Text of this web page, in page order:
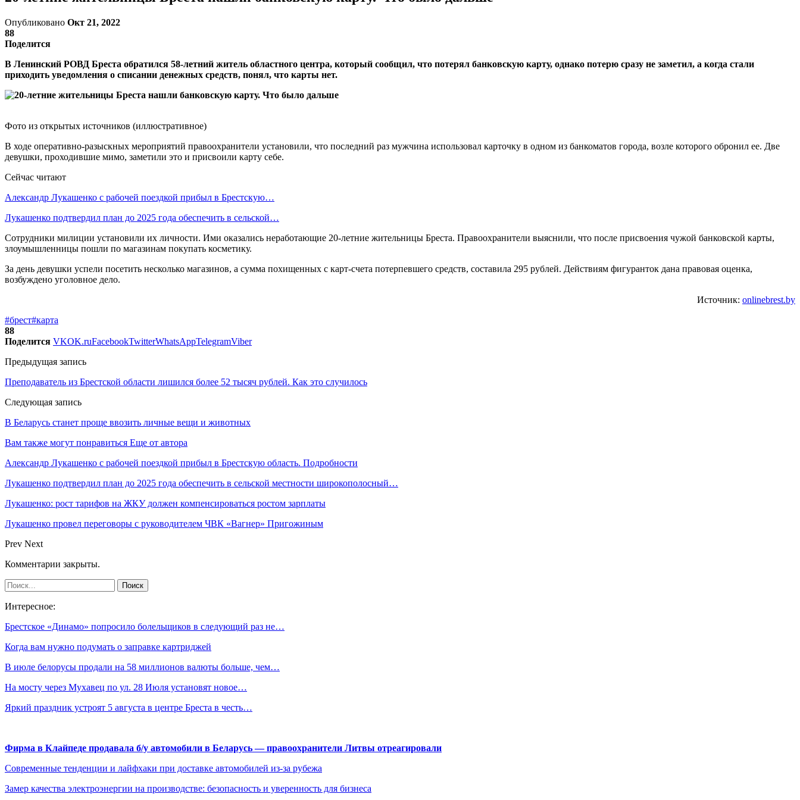
Опубликовано Окт 21, 2022
88
Поделится
В Ленинский РОВД Бреста обратился 58-летний житель областного центра, который сообщил, что потерял банковскую карту, однако потерю сразу не заметил, а когда стали
приходить уведомления о списании денежных средств, понял, что карты нет.
Фото из открытых источников (иллюстративное)
В ходе оперативно-разыскных мероприятий правоохранители установили, что последний раз мужчина использовал карточку в одном из банкоматов города, возле которого обронил ее. Две
девушки, проходившие мимо, заметили это и присвоили карту себе.
Сейчас читают
Александр Лукашенко с рабочей поездкой прибыл в Брестскую…
Лукашенко подтвердил план до 2025 года обеспечить в сельской…
Сотрудники милиции установили их личности. Ими оказались неработающие 20-летние жительницы Бреста. Правоохранители выяснили, что после присвоения чужой банковской карты,
злоумышленницы пошли по магазинам покупать косметику.
За день девушки успели посетить несколько магазинов, а сумма похищенных с карт-счета потерпевшего средств, составила 295 рублей. Действиям фигуранток дана правовая оценка,
возбуждено уголовное дело.
Источник: onlinebrest.by
#брест#карта
88
Поделится VKOK.ruFacebookTwitterWhatsAppTelegramViber
Предыдущая запись
Преподаватель из Брестской области лишился более 52 тысяч рублей. Как это случилось
Следующая запись
В Беларусь станет проще ввозить личные вещи и животных
Вам также могут понравиться Еще от автора
Александр Лукашенко с рабочей поездкой прибыл в Брестскую область. Подробности
Лукашенко подтвердил план до 2025 года обеспечить в сельской местности широкополосный…
Лукашенко: рост тарифов на ЖКУ должен компенсироваться ростом зарплаты
Лукашенко провел переговоры с руководителем ЧВК «Вагнер» Пригожиным
Prev Next
Комментарии закрыты.
Интересное:
Брестское «Динамо» попросило болельщиков в следующий раз не…
Когда вам нужно подумать о заправке картриджей
В июле белорусы продали на 58 миллионов валюты больше, чем…
На мосту через Мухавец по ул. 28 Июля установят новое…
Яркий праздник устроят 5 августа в центре Бреста в честь…
Фирма в Клайпеде продавала б/у автомобили в Беларусь — правоохранители Литвы отреагировали
Современные тенденции и лайфхаки при доставке автомобилей из-за рубежа
Замер качества электроэнергии на производстве: безопасность и уверенность для бизнеса